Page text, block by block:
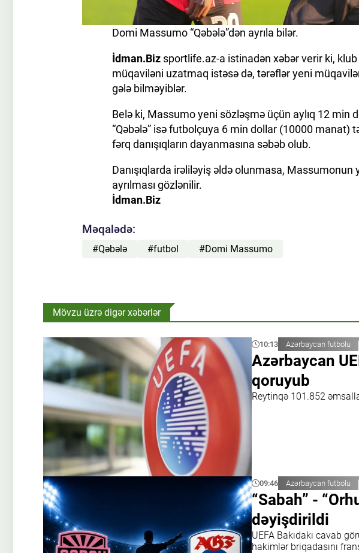
Domi Massumo “Qəbələ”dən ayrıla bilər.
İdman.Biz sportlife.az-a istinadən xəbər verir ki,
müqaviləni uzatmaq istəsə də, tərəflər yeni
gələ bilməyiblər.
Belə ki, Massumo yeni sözləşmə üçün aylıq 12 min
“Qəbələ” isə futbolçuya 6 min dollar (10000 manat)
fərq danışıqların dayanmasına səbəb olub.
Danışıqlarda irəliləyiş əldə olunmasa,
ayrılması gözlənilir.
İdman.Biz
Məqalədə:
#Qəbələ #futbol #Domi Massumo
Mövzu üzrə digər xəbərlər
10:13 Azərbaycan futbolu
Azərbaycan
qoruyub
Reytinqə 101.852
09:46 Azərbaycan futbolu
“Sabah” -
dəyişdirildi
UEFA Bakıdakı cavab
hakimlər briqadasını